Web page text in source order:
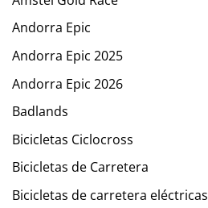
Andorra Epic
Andorra Epic 2025
Andorra Epic 2026
Badlands
Bicicletas Ciclocross
Bicicletas de Carretera
Bicicletas de carretera eléctricas